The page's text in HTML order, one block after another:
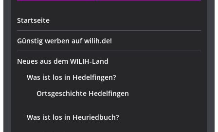
Startseite
Günstig werben auf wilih.de!
Neues aus dem WILIH-Land
Was ist los in Hedelfingen?
Ortsgeschichte Hedelfingen
Was ist los in Heuriedbuch?